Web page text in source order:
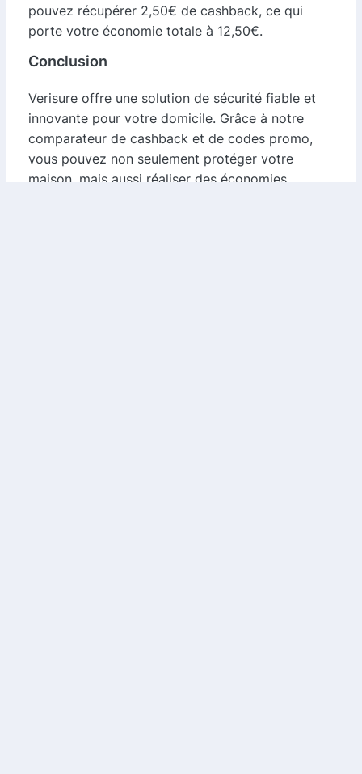
pouvez récupérer 2,50€ de cashback, ce qui
porte votre économie totale à 12,50€.
Conclusion
Verisure offre une solution de sécurité fiable et
innovante pour votre domicile. Grâce à notre
comparateur de cashback et de codes promo,
vous pouvez non seulement protéger votre
maison, mais aussi réaliser des économies